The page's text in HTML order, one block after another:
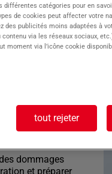
est de
carrosserie, de
sécurité et
dommages
et préparer
différentes catégories pour en
de cookies peut affecter votre
des publicités moins adaptées à
via les réseaux sociaux,
via l’icône cookie
tout rejeter